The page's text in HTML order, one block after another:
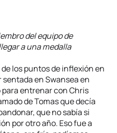
del equipo de
a una medalla
los puntos de inflexión en
en Swansea en
entrenar con Chris
de Tomas que decía
que no sabía si
por otro año. Eso fue a